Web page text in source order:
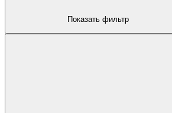
Показать фильтр